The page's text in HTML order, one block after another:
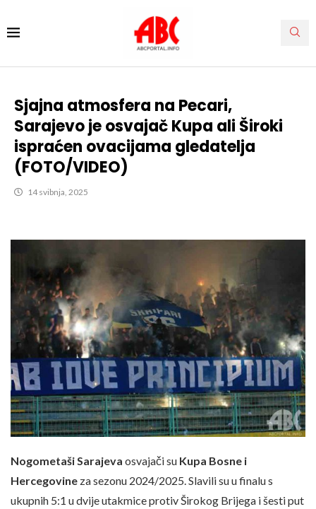
Sjajna atmosfera na Pecari,
Sarajevo je osvajač Kupa ali Široki
ispraćen ovacijama gledatelja
(FOTO/VIDEO)
14 svibnja, 2025
Nogometaši Sarajeva osvajači su Kupa Bosne i
Hercegovine za sezonu 2024/2025. Slavili su u finalu s
ukupnih 5:1 u dvije utakmice protiv Širokog Brijega i šesti put